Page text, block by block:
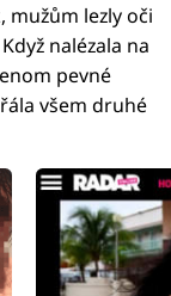
mužům lezly oči
nalézala na
pevné
všem druhé